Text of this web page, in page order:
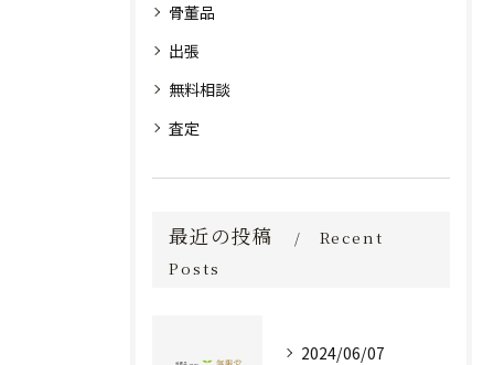
骨董品
出張
無料相談
査定
最近の投稿
Recent
Posts
2024/06/07